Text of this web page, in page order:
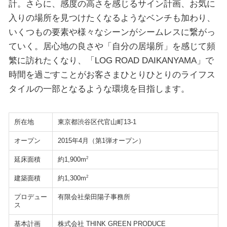
計。さらに、感度の高さを感じるサイン計画、お気に
入りの場所を見つけたくなるようなベンチも加わり、
いくつもの要素や様々なシーンがシームレスに繋がっ
ていく。居心地の良さや「自分の居場所」を感じて頻
繁に訪れたくなり、「LOG ROAD DAIKANYAMA」で
時間を過ごすことがお客さまひとりひとりのライフス
タイルの一部となるような環境を目指します。
所在地 東京都渋谷区代官山町13-1
オープン 2015年4月（第1弾オープン）
延床面積 約1,900m2
建築面積 約1,300m2
プロデュー
ス
有限会社柴田陽子事務所
基本計画 株式会社 THINK GREEN PRODUCE